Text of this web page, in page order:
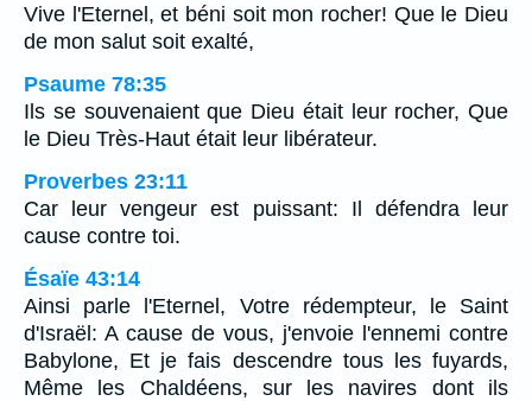
Vive l'Eternel, et béni soit mon rocher! Que le Dieu
de mon salut soit exalté,
Psaume 78:35
Ils se souvenaient que Dieu était leur rocher, Que
le Dieu Très-Haut était leur libérateur.
Proverbes 23:11
Car leur vengeur est puissant: Il défendra leur
cause contre toi.
Ésaïe 43:14
Ainsi parle l'Eternel, Votre rédempteur, le Saint
d'Israël: A cause de vous, j'envoie l'ennemi contre
Babylone, Et je fais descendre tous les fuyards,
Même les Chaldéens, sur les navires dont ils